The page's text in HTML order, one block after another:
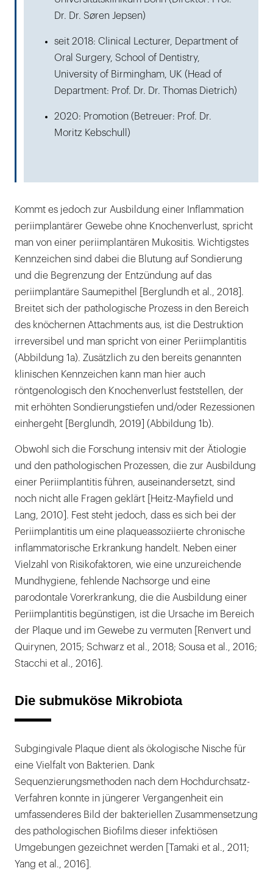
Dr. Dr. Søren Jepsen)
seit 2018: Clinical Lecturer, Department of
Oral Surgery, School of Dentistry,
University of Birmingham, UK (Head of
Department: Prof. Dr. Dr. Thomas Dietrich)
2020: Promotion (Betreuer: Prof. Dr.
Moritz Kebschull)
Kommt es jedoch zur Ausbildung einer Inflammation
periimplantärer Gewebe ohne Knochenverlust, spricht
man von einer periimplantären Mukositis. Wichtigstes
Kennzeichen sind dabei die Blutung auf Sondierung
und die Begrenzung der Entzündung auf das
periimplantäre Saumepithel [Berglundh et al., 2018].
Breitet sich der pathologische Prozess in den Bereich
des knöchernen Attachments aus, ist die Destruktion
irreversibel und man spricht von einer Periimplantitis
(Abbildung 1a). Zusätzlich zu den bereits genannten
klinischen Kennzeichen kann man hier auch
röntgenologisch den Knochenverlust feststellen, der
mit erhöhten Sondierungstiefen und/oder Rezessionen
einhergeht [Berglundh, 2019] (Abbildung 1b).
Obwohl sich die Forschung intensiv mit der Ätiologie
und den pathologischen Prozessen, die zur Ausbildung
einer Periimplantitis führen, auseinandersetzt, sind
noch nicht alle Fragen geklärt [Heitz-Mayfield und
Lang, 2010]. Fest steht jedoch, dass es sich bei der
Periimplantitis um eine plaqueassoziierte chronische
inflammatorische Erkrankung handelt. Neben einer
Vielzahl von Risikofaktoren, wie eine unzureichende
Mundhygiene, fehlende Nachsorge und eine
parodontale Vorerkrankung, die die Ausbildung einer
Periimplantitis begünstigen, ist die Ursache im Bereich
der Plaque und im Gewebe zu vermuten [Renvert und
Quirynen, 2015; Schwarz et al., 2018; Sousa et al., 2016;
Stacchi et al., 2016].
Die submuköse Mikrobiota
Subgingivale Plaque dient als ökologische Nische für
eine Vielfalt von Bakterien. Dank
Sequenzierungsmethoden nach dem Hochdurchsatz-
Verfahren konnte in jüngerer Vergangenheit ein
umfassenderes Bild der bakteriellen Zusammensetzung
des pathologischen Biofilms dieser infektiösen
Umgebungen gezeichnet werden [Tamaki et al., 2011;
Yang et al., 2016].